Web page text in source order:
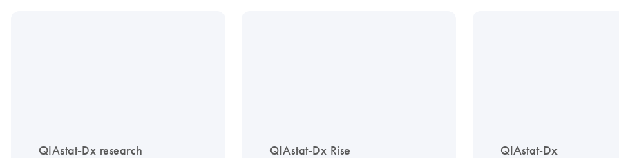
QIAstat-Dx research QIAstat-Dx Rise QIAstat-Dx